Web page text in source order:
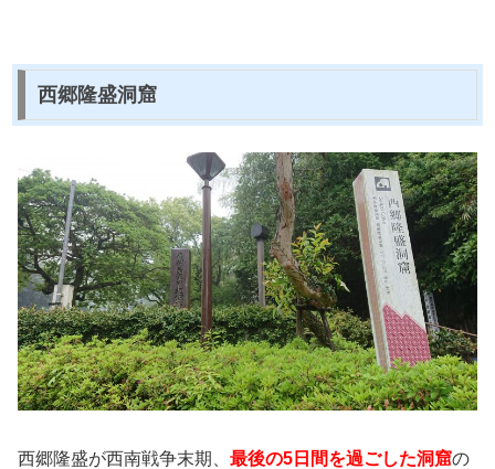
西郷隆盛洞窟
西郷隆盛が西南戦争末期、 最後の5日間を過ごした洞窟の